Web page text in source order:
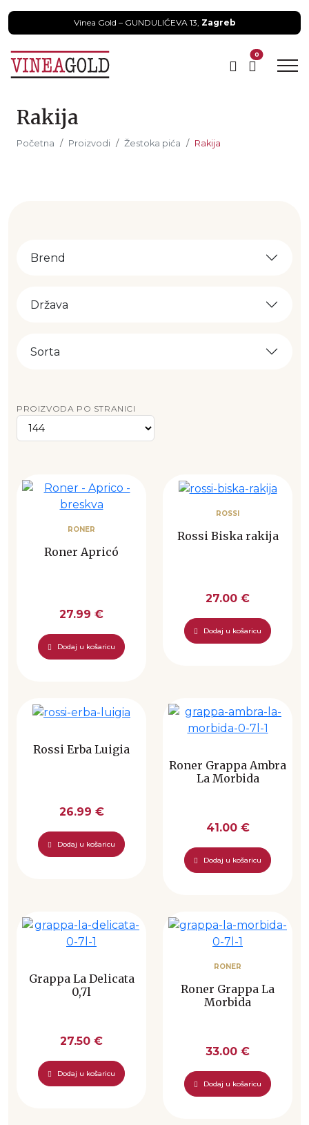
Vinea Gold – GUNDULIĆEVA 13, Zagreb
0
Rakija
Početna Proizvodi Žestoka pića Rakija
Brend
Država
Sorta
PROIZVODA PO STRANICI
RONER
Roner Apricó
27.99 €
Dodaj u košaricu
ROSSI
Rossi Biska rakija
27.00 €
Dodaj u košaricu
Rossi Erba Luigia
26.99 €
Dodaj u košaricu
Roner Grappa Ambra
La Morbida
41.00 €
Dodaj u košaricu
Grappa La Delicata
0,7l
27.50 €
Dodaj u košaricu
RONER
Roner Grappa La
Morbida
33.00 €
Dodaj u košaricu